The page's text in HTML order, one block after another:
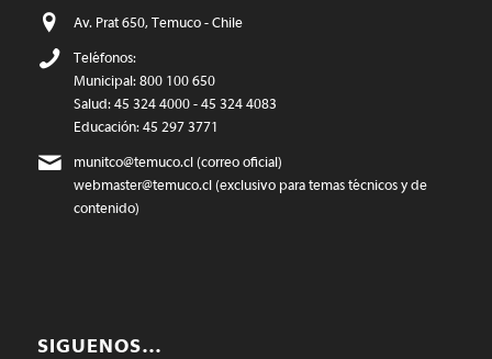
Av. Prat 650, Temuco - Chile
Teléfonos:
Municipal: 800 100 650
Salud: 45 324 4000 - 45 324 4083
Educación: 45 297 3771
munitco@temuco.cl(correo oficial)
webmaster@temuco.cl(exclusivo para temas técnicos y de
contenido)
SIGUENOS…